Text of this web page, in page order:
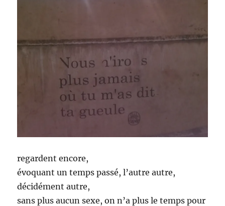
regardent encore,
évoquant un temps passé, l’autre autre,
décidément autre,
sans plus aucun sexe, on n’a plus le temps pour